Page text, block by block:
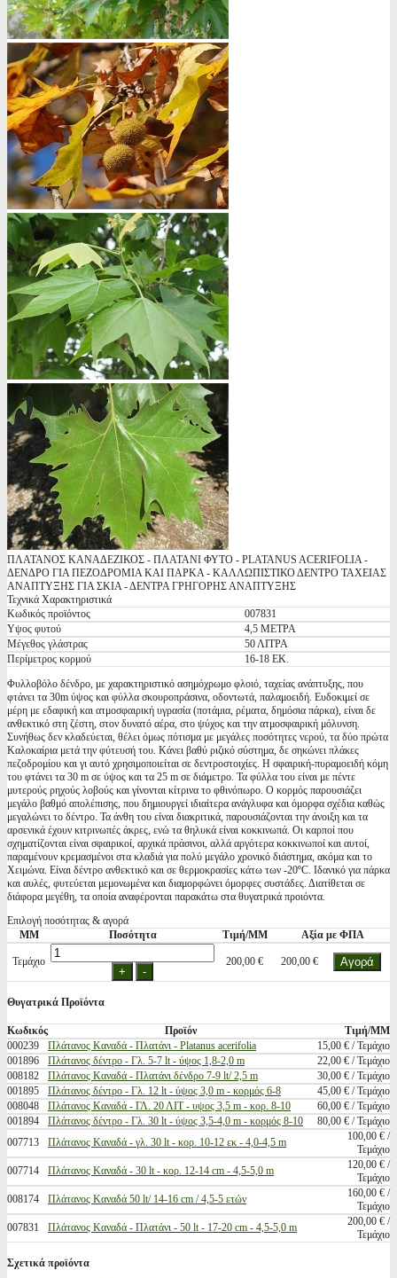
ΠΛΑΤΑΝΟΣ ΚΑΝΑΔΕΖΙΚΟΣ - ΠΛΑΤΑΝΙ ΦΥΤΟ - PLATANUS ACERIFOLIA -
ΔΕΝΔΡΟ ΓΙΑ ΠΕΖΟΔΡΟΜΙΑ ΚΑΙ ΠΑΡΚΑ - ΚΑΛΛΩΠΙΣΤΙΚΟ ΔΕΝΤΡΟ ΤΑΧΕΙΑΣ
ΑΝΑΠΤΥΞΗΣ ΓΙΑ ΣΚΙΑ - ΔΕΝΤΡΑ ΓΡΗΓΟΡΗΣ ΑΝΑΠΤΥΞΗΣ
Τεχνικά Χαρακτηριστικά
Κωδικός προϊόντος
007831
Υψος φυτού
4,5 ΜΕΤΡΑ
Μέγεθος γλάστρας
50 ΛΙΤΡΑ
Περίμετρος κορμού
16-18 ΕΚ.
Φυλλοβόλο δένδρο, με χαρακτηριστικό ασημόχρωμο φλοιό, ταχείας ανάπτυξης, που
φτάνει τα 30m ύψος και φύλλα σκουροπράσινα, οδοντωτά, παλαμοειδή. Ευδοκιμεί σε
μέρη με εδαφική και ατμοσφαιρική υγρασία (ποτάμια, ρέματα, δημόσια πάρκα), είναι δε
ανθεκτικό στη ζέστη, στον δυνατό αέρα, στο ψύχος και την ατμοσφαιρική μόλυνση.
Συνήθως δεν κλαδεύεται, θέλει όμως πότισμα με μεγάλες ποσότητες νερού, τα δύο πρώτα
Καλοκαίρια μετά την φύτευσή του. Κάνει βαθύ ριζικό σύστημα, δε σηκώνει πλάκες
πεζοδρομίου και γι αυτό χρησιμοποιείται σε δεντροστοιχίες. Η σφαιρική-πυραμοειδή κόμη
του φτάνει τα 30 m σε ύψος και τα 25 m σε διάμετρο. Τα φύλλα του είναι με πέντε
μυτερούς ρηχούς λοβούς και γίνονται κίτρινα το φθινόπωρο. Ο κορμός παρουσιάζει
μεγάλο βαθμό απολέπισης, που δημιουργεί ιδιαίτερα ανάγλυφα και όμορφα σχέδια καθώς
μεγαλώνει το δέντρο. Τα άνθη του είναι διακριτικά, παρουσιάζονται την άνοιξη και τα
αρσενικά έχουν κιτρινωπές άκρες, ενώ τα θηλυκά είναι κοκκινωπά. Οι καρποί που
σχηματίζονται είναι σφαιρικοί, αρχικά πράσινοι, αλλά αργότερα κοκκινωποί και αυτοί,
παραμένουν κρεμασμένοι στα κλαδιά για πολύ μεγάλο χρονικό διάστημα, ακόμα και το
Χειμώνα. Είναι δέντρο ανθεκτικό και σε θερμοκρασίες κάτω των -20ºC. Ιδανικό για πάρκα
και αυλές, φυτεύεται μεμονωμένα και διαμορφώνει όμορφες συστάδες. Διατίθεται σε
διάφορα μεγέθη, τα οποία αναφέρονται παρακάτω στα θυγατρικά προιόντα.
Επιλογή ποσότητας & αγορά
ΜΜ
Ποσότητα Τιμή/ΜΜ Αξία με ΦΠΑ
Τεμάχιο 200,00 € 200,00 €
Θυγατρικά Προϊόντα
Κωδικός Προϊόν
Τιμή/ΜΜ
000239
Πλάτανος Καναδά - Πλατάνι - Platanus acerifolia
15,00 € / Τεμάχιο
001896
Πλάτανος δέντρο - Γλ. 5-7 lt - ύψος 1,8-2,0 m
22,00 € / Τεμάχιο
008182
Πλάτανος Καναδά - Πλατάνι δένδρο 7-9 lt/ 2,5 m
30,00 € / Τεμάχιο
001895
Πλάτανος δέντρο - Γλ. 12 lt - ύψος 3,0 m - κορμός 6-8
45,00 € / Τεμάχιο
008048
Πλάτανος Καναδά - ΓΛ. 20 ΛΙΤ - υψος 3,5 m - κορ. 8-10
60,00 € / Τεμάχιο
001894
Πλάτανος δέντρο - Γλ. 30 lt - ύψος 3,5-4,0 m - κορμός 8-10
80,00 € / Τεμάχιο
007713
Πλάτανος Καναδά - γλ. 30 lt - κορ. 10-12 εκ - 4,0-4,5 m
100,00 € /
Τεμάχιο
007714
Πλάτανος Καναδά - 30 lt - κορ. 12-14 cm - 4,5-5,0 m
120,00 € /
Τεμάχιο
008174
Πλάτανος Καναδά 50 lt/ 14-16 cm / 4,5-5 ετών
160,00 € /
Τεμάχιο
007831
Πλάτανος Καναδά - Πλατάνι - 50 lt - 17-20 cm - 4,5-5,0 m
200,00 € /
Τεμάχιο
Σχετικά προϊόντα